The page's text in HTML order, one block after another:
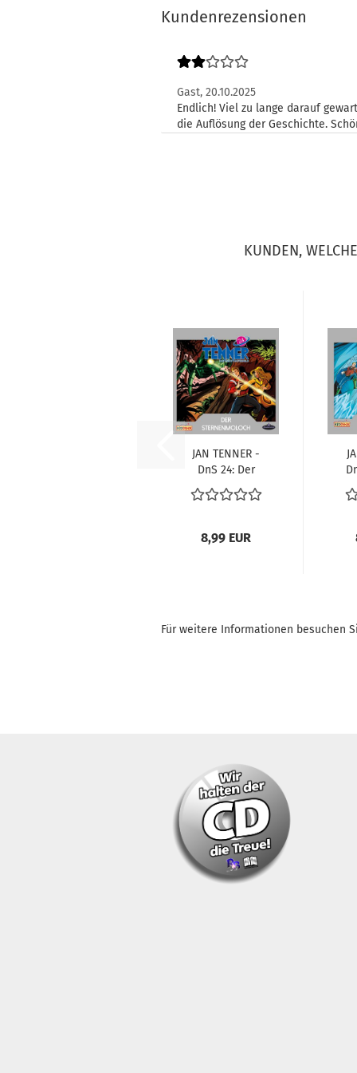
Kundenrezensionen
Gast, 20.10.2025
Endlich! Viel zu lange darauf
die Auflösung der Geschichte.
KUNDEN,
JAN TEN­NER -
DnS 24: Der
Ster­nen­mo­loch
8,99 EUR
Für weitere Informationen besuchen